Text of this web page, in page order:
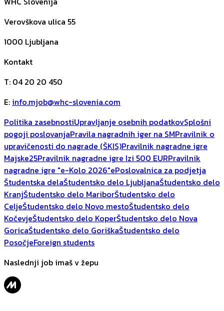
Verovškova ulica 55
1000 Ljubljana
Kontakt
T: 04 20 20 450
E: info.mjob@whc-slovenia.com
Politika zasebnostiUpravljanje osebnih podatkovSplošni
pogoji poslovanjaPravila nagradnih iger na SMPravilnik o
upravičenosti do nagrade (ŠKIS)Pravilnik nagradne igre
Majske25Pravilnik nagradne igre Izi 500 EURPravilnik
nagradne igre "e-Kolo 2026"ePoslovalnica za podjetja
Študentska delaŠtudentsko delo LjubljanaŠtudentsko delo
KranjŠtudentsko delo MariborŠtudentsko delo
CeljeŠtudentsko delo Novo mestoŠtudentsko delo
KočevjeŠtudentsko delo KoperŠtudentsko delo Nova
GoricaŠtudentsko delo GoriškaŠtudentsko delo
PosočjeForeign students
Naslednji job imaš v žepu